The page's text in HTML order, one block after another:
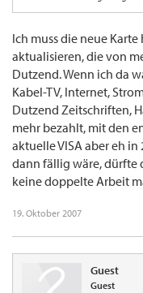
Ich muss die neue
aktualisieren, die von
Dutzend. Wenn ich da
Kabel-TV, Internet,
Dutzend Zeitschriften,
mehr bezahlt, mit den
aktuelle VISA aber eh
dann fällig wäre, dürfte
keine doppelte Arbeit
19. Oktober 2007
Guest
Guest